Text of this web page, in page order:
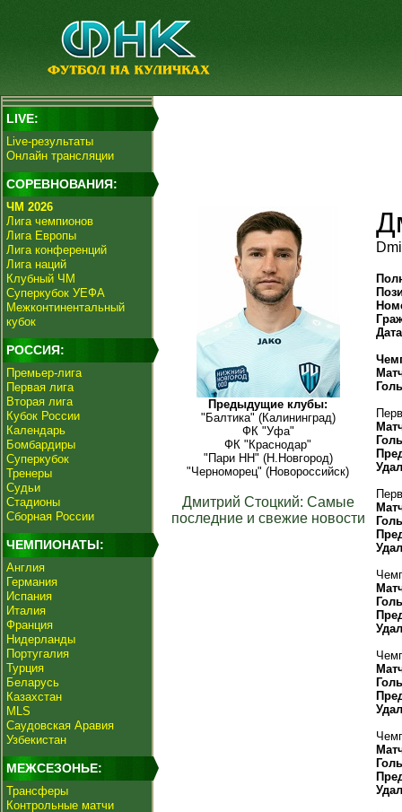
LIVE:
Live-результаты
Онлайн трансляции
СОРЕВНОВАНИЯ:
ЧМ 2026
Лига чемпионов
Лига Европы
Лига конференций
Лига наций
Клубный ЧМ
Суперкубок УЕФА
Межконтинентальный
кубок
РОССИЯ:
Премьер-лига
Первая лига
Вторая лига
Кубок России
Календарь
Бомбардиры
Суперкубок
Тренеры
Судьи
Стадионы
Сборная России
ЧЕМПИОНАТЫ:
Англия
Германия
Испания
Италия
Франция
Нидерланды
Португалия
Турция
Беларусь
Казахстан
MLS
Саудовская Аравия
Узбекистан
МЕЖСЕЗОНЬЕ:
Трансферы
Контрольные матчи
Предыдущие клубы:
"Балтика" (Калининград)
ФК "Уфа"
ФК "Краснодар"
"Пари НН" (Н.Новгород)
"Черноморец" (Новороссийск)
Дмитрий Стоцкий: Самые
последние и свежие новости